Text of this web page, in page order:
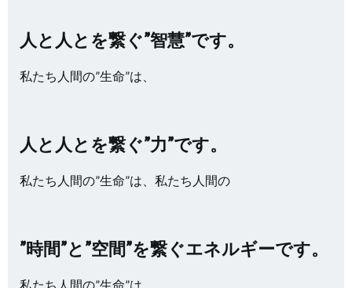
人と人とを繋ぐ”智慧”です。
私たち人間の”生命”は、
人と人とを繋ぐ”力”です。
私たち人間の”生命”は、私たち人間の
”時間”と”空間”を繋ぐエネルギーです。
私たち人間の”生命”は、